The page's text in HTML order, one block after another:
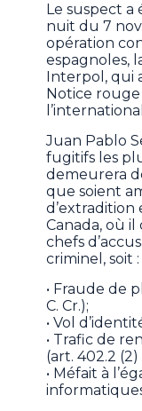
Le suspect a
nuit du 7
opération
espagnoles,
Interpol, qui
Notice rouge
Juan Pablo
fugitifs les
demeurera
que soient
Canada, où
chefs
criminel, soit :
• Fraude de
C. Cr.);
• Vol
• Trafic de
(art. 402.2 (2)
• Méfait à
informatiques